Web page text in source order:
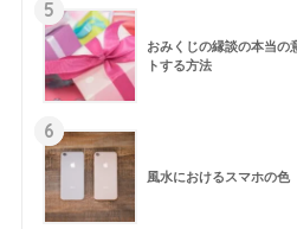
5
おみくじの縁談の本当の
トする方法
6
風水におけるスマホの色